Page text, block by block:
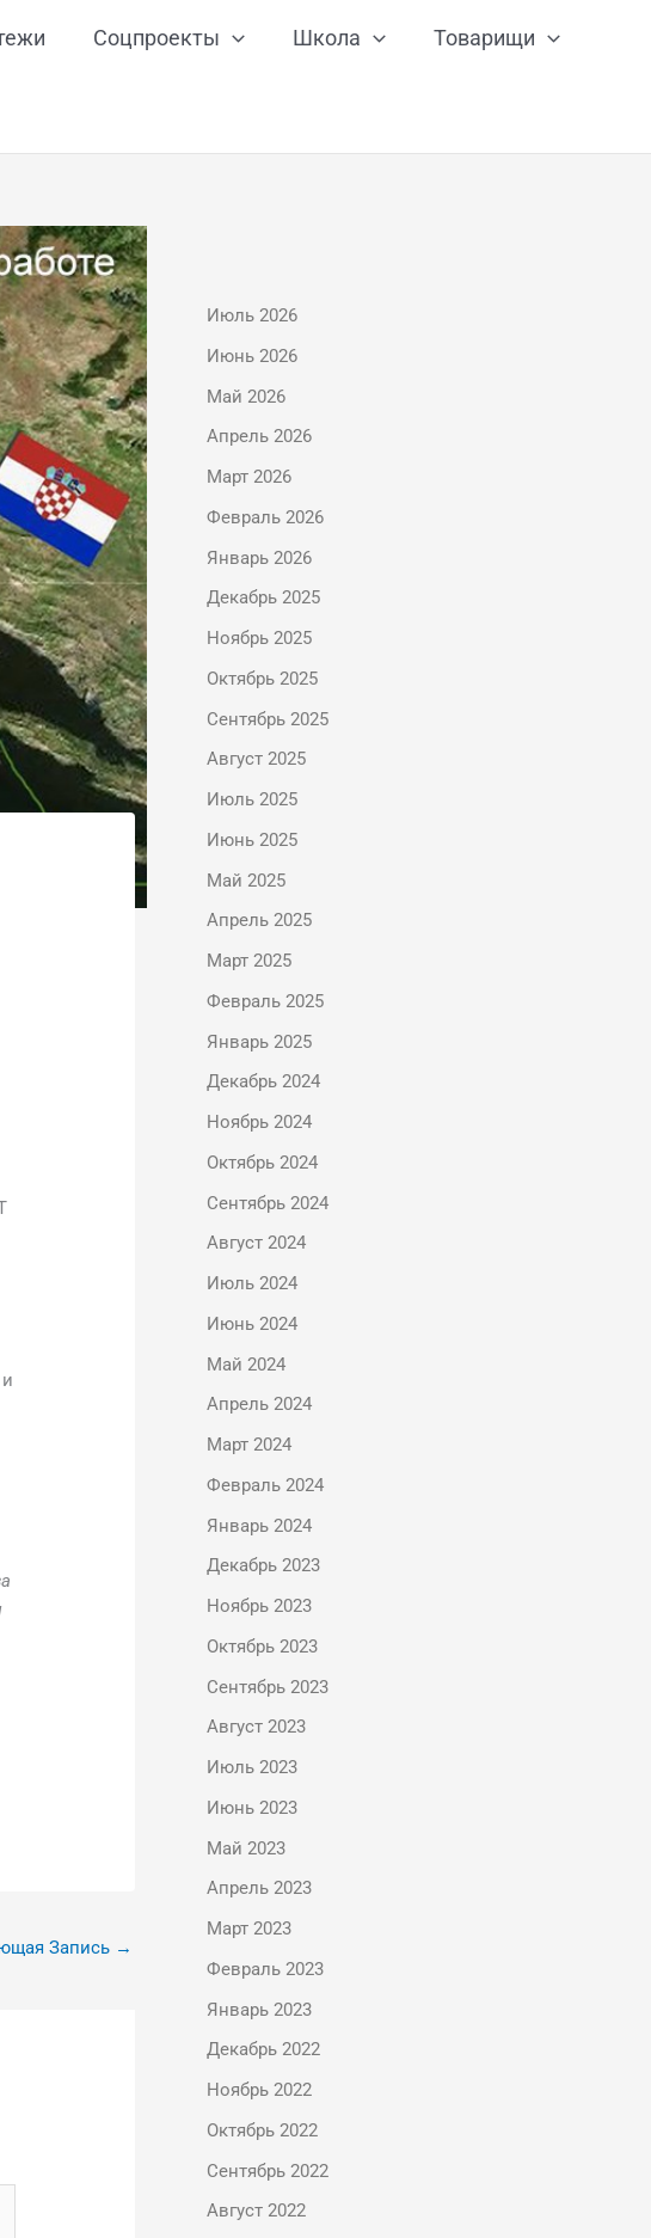
Соцпроекты Школа Товарищи
Запись →
Июль 2026
Июнь 2026
Май 2026
Апрель 2026
Март 2026
Февраль 2026
Январь 2026
Декабрь 2025
Ноябрь 2025
Октябрь 2025
Сентябрь 2025
Август 2025
Июль 2025
Июнь 2025
Май 2025
Апрель 2025
Март 2025
Февраль 2025
Январь 2025
Декабрь 2024
Ноябрь 2024
Октябрь 2024
Сентябрь 2024
Август 2024
Июль 2024
Июнь 2024
Май 2024
Апрель 2024
Март 2024
Февраль 2024
Январь 2024
Декабрь 2023
Ноябрь 2023
Октябрь 2023
Сентябрь 2023
Август 2023
Июль 2023
Июнь 2023
Май 2023
Апрель 2023
Март 2023
Февраль 2023
Январь 2023
Декабрь 2022
Ноябрь 2022
Октябрь 2022
Сентябрь 2022
Август 2022